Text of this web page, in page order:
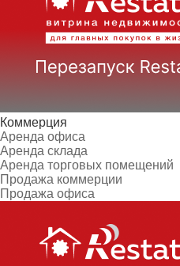
Коммерция
Аренда офиса
Аренда склада
Аренда торговых помещений
Продажа коммерции
Продажа офиса